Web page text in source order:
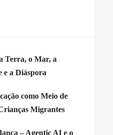
Terra, o Mar, a
e a Diáspora
como Meio de
Migrantes
– Agentic AI e o